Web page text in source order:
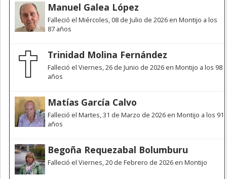
Manuel Galea López
Falleció el Miércoles, 08 de Julio de 2026 en Montijo a los
87 años
Trinidad Molina Fernández
Falleció el Viernes, 26 de Junio de 2026 en Montijo a los 98
años
Matías García Calvo
Falleció el Martes, 31 de Marzo de 2026 en Montijo a los 91
años
Begoña Requezabal Bolumburu
Falleció el Viernes, 20 de Febrero de 2026 en Montijo